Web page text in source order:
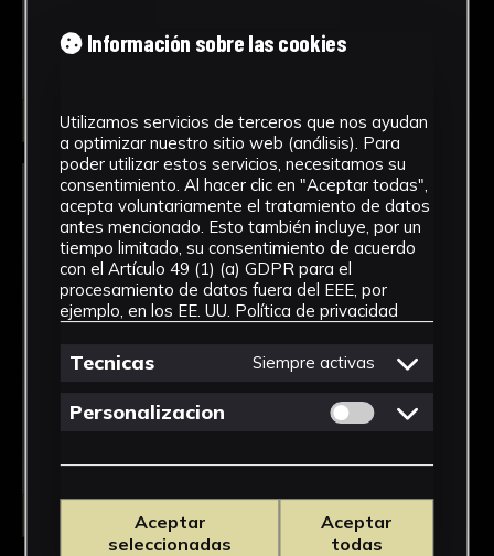
Seleccionar
Seleccionar
Información sobre las cookies
Utilizamos servicios de terceros que nos ayudan
a optimizar nuestro sitio web (análisis). Para
poder utilizar estos servicios, necesitamos su
consentimiento. Al hacer clic en "Aceptar todas",
acepta voluntariamente el tratamiento de datos
antes mencionado. Esto también incluye, por un
tiempo limitado, su consentimiento de acuerdo
con el Artículo 49 (1) (a) GDPR para el
procesamiento de datos fuera del EEE, por
ejemplo, en los EE. UU. Política de privacidad
Tecnicas Siempre activas
Personalizacion Permitir cookies
Aceptar
seleccionadas
Aceptar
todas